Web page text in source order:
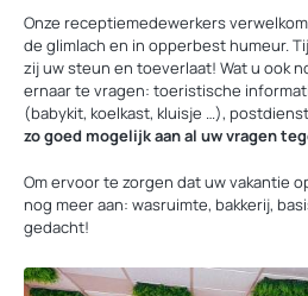
Onze receptiemedewerkers
de glimlach en in opperbest humeur.
zij uw steun en toeverlaat! Wat u ook
ernaar te vragen: toeristische
(babykit, koelkast, kluisje …),
zo goed mogelijk aan al uw vragen
Om ervoor te zorgen dat uw vakantie
nog meer aan: wasruimte, bakkerij,
gedacht!